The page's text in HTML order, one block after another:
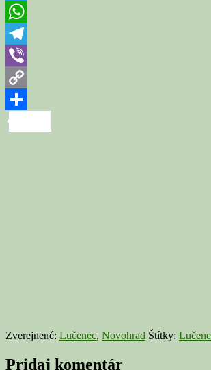
Twitter
WhatsApp
Telegram
Viber
Copy
Link
Zverejnené: Lučenec, Novohrad Štítky:
Pridaj komentár